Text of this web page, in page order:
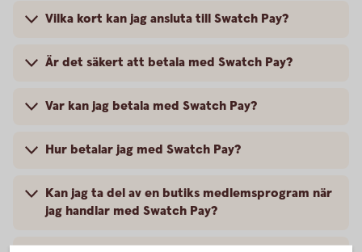
Vilka kort kan jag ansluta till Swatch Pay?
Är det säkert att betala med Swatch Pay?
Var kan jag betala med Swatch Pay?
Hur betalar jag med Swatch Pay?
Kan jag ta del av en butiks medlemsprogram när
jag handlar med Swatch Pay?